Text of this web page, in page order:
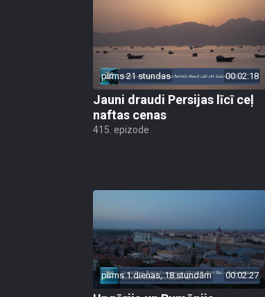
pirms 21 stundas 00:02:18
Jauni draudi Persijas līcī ceļ
naftas cenas
415. epizode
pirms 1 dienas, 18 stundām 00:02:27